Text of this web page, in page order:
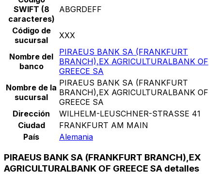
SWIFT (8
caracteres)
ABGRDEFF
Código de
sucursal
XXX
Nombre del
banco
PIRAEUS BANK SA (FRANKFURT
BRANCH),EX AGRICULTURALBANK OF
GREECE SA
Nombre de la
sucursal
PIRAEUS BANK SA (FRANKFURT
BRANCH),EX AGRICULTURALBANK OF
GREECE SA
Dirección
WILHELM-LEUSCHNER-STRASSE 41
Ciudad
FRANKFURT AM MAIN
País
Alemania
PIRAEUS BANK SA (FRANKFURT BRANCH),EX
AGRICULTURALBANK OF GREECE SA detalles